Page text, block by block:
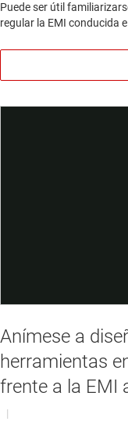
Puede ser útil
regular la EMI conducida
Anímese a
herramientas
frente a la EMI
|